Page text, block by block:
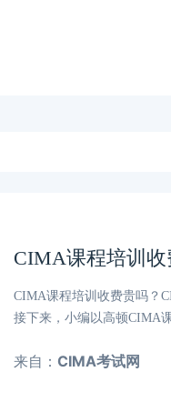
CIMA课程培训
CIMA课程培训收费贵吗？
接下来，小编以高顿CIMA
来自： CIMA考试网